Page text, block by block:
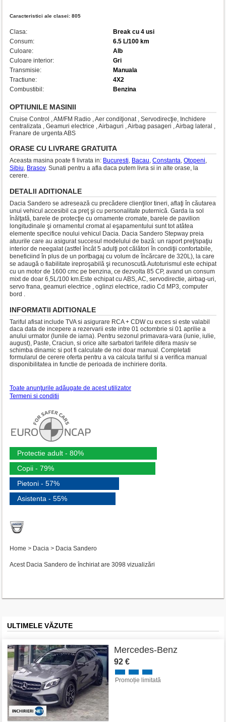
Caracteristici ale clasei: 805
Clasa:
Break cu 4 usi
Consum:
6.5 L/100 km
Culoare:
Alb
Culoare interior:
Gri
Transmisie:
Manuala
Tractiune:
4X2
Combustibil:
Benzina
OPTIUNILE MASINII
Cruise Control , AM/FM Radio , Aer condiţionat , Servodirecţie, Inchidere
centralizata , Geamuri electrice , Airbaguri , Airbag pasageri , Airbag lateral ,
Franare de urgenta ABS
ORASE CU LIVRARE GRATUITA
Aceasta masina poate fi livrata in: Bucuresti, Bacau, Constanta, Otopeni,
Sibiu, Brasov. Sunati pentru a afla daca putem livra si in alte orase, la
cerere.
DETALII ADITIONALE
Dacia Sandero se adresează cu precădere clienţilor tineri, aflaţi în căutarea
unui vehicul accesibil ca preţ şi cu personalitate puternică. Garda la sol
înălţată, barele de protecţie cu ornamente cromate, barele de pavilion
longitudinale şi ornamentul cromat al eşapamentului sunt tot atâtea
elemente specifice noului vehicul Dacia. Dacia Sandero Stepway preia
atuurile care au asigurat succesul modelului de bază: un raport preţ/spaţiu
interior de neegalat (astfel încât 5 adulţi pot călători în condiţii confortabile,
beneficiind în plus de un portbagaj cu volum de încărcare de 320L), la care
se adaugă o fiabilitate ireproşabilă şi recunoscută.Autoturismul este echipat
cu un motor de 1600 cmc pe benzina, ce dezvolta 85 CP, avand un consum
mixt de doar 6,5L/100 km.Este echipat cu ABS, AC, servodirectie, airbag-uri,
servo frana, geamuri electrice , oglinzi electrice, radio Cd MP3, computer
bord .
INFORMATII ADITIONALE
Tariful afisat include TVA si asigurare RCA + CDW cu exces si este valabil
daca data de incepere a rezervarii este intre 01 octombrie si 01 aprilie a
anului urmator (lunile de iarna). Pentru sezonul primavara-vara (iunie, iulie,
august), Paste, Craciun, si orice alte sarbatori tarifele difera masiv se
schimba dinamic si pot fi calculate de noi doar manual. Completati
formularul de cerere oferta pentru a va calcula tariful si a verifica manual
disponibilitatea in functie de perioada de inchiriere dorita.
Toate anunţurile adăugate de acest utilizator
Termeni si conditii
Protectie adult - 80%
Copii - 79%
Pietoni - 57%
Asistenta - 55%
Home > Dacia > Dacia Sandero
Acest Dacia Sandero de închiriat are 3098 vizualizări
ULTIMELE VĂZUTE
Mercedes-Benz
92 €
Promoție limitată